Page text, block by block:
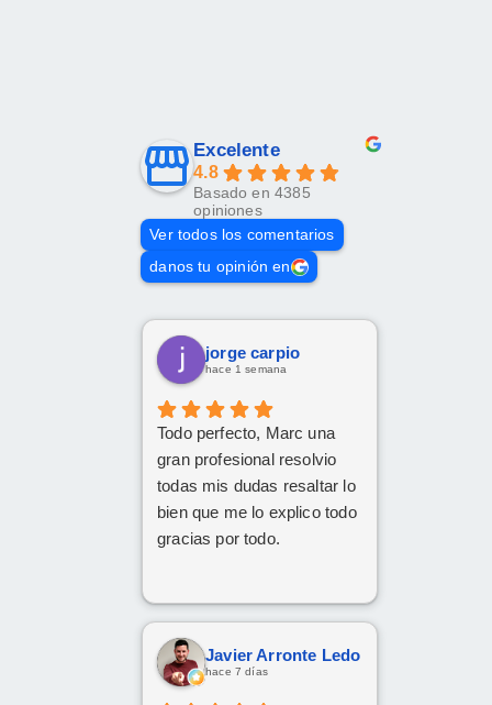
Excelente
4.8
Basado en 4385
opiniones
Ver todos los comentarios
danos tu opinión en
jorge carpio
hace 1 semana
Todo perfecto, Marc una
gran profesional resolvio
todas mis dudas resaltar lo
bien que me lo explico todo
gracias por todo.
Javier Arronte Ledo
hace 7 días